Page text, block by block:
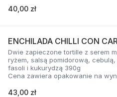
40,00 zł
ENCHILADA CHILLI CON
Dwie zapieczone tortille z serem
ryżem, salsą pomidorową, cebulą,
fasoli i kukurydzą 390g
Cena zawiera opakowanie na
43,00 zł